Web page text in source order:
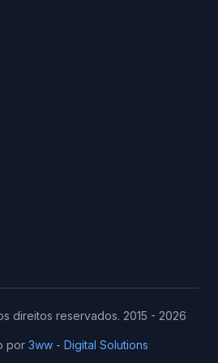
direitos reservados. 2015 - 2026
por 3ww - Digital Solutions